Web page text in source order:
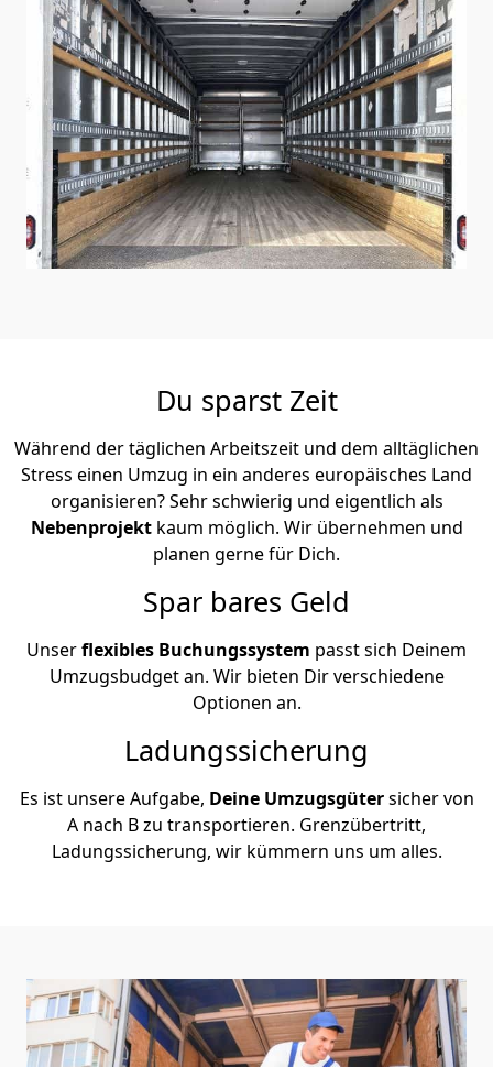
Du sparst Zeit
Während der täglichen Arbeitszeit und dem alltäglichen
Stress einen Umzug in ein anderes europäisches Land
organisieren? Sehr schwierig und eigentlich als
Nebenprojekt kaum möglich. Wir übernehmen und
planen gerne für Dich.
Spar bares Geld
Unserflexibles Buchungssystem passt sich Deinem
Umzugsbudget an. Wir bieten Dir verschiedene
Optionen an.
Ladungssicherung
Es ist unsere Aufgabe, Deine Umzugsgütersicher von
A nach B zu transportieren. Grenzübertritt,
Ladungssicherung, wir kümmern uns um alles.